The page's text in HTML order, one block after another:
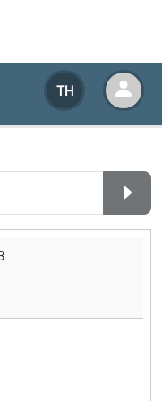
TH
ยงาน